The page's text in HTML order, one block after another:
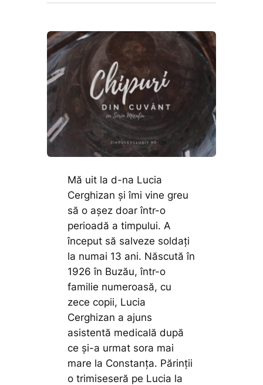
Mă uit la d-na Lucia
Cerghizan și îmi vine greu
să o așez doar într-o
perioadă a timpului. A
început să salveze soldaţi
la numai 13 ani. Născută în
1926 în Buzău, într-o
familie numeroasă, cu
zece copii, Lucia
Cerghizan a ajuns
asistentă medicală după
ce şi-a urmat sora mai
mare la Constanţa. Părinţii
o trimiseseră pe Lucia la